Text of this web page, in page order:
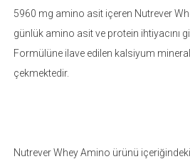
5960 mg amino asit içeren Nutrever
günlük amino asit ve protein ihtiyacını
Formülüne ilave edilen kalsiyum
çekmektedir.
Nutrever Whey Amino ürünü